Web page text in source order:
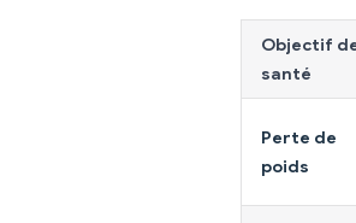
Objectif
santé
Perte de
poids